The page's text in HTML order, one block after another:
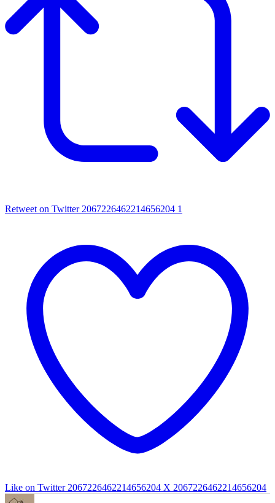
Retweet on Twitter 2067226462214656204 1
Like on Twitter 2067226462214656204 X 2067226462214656204